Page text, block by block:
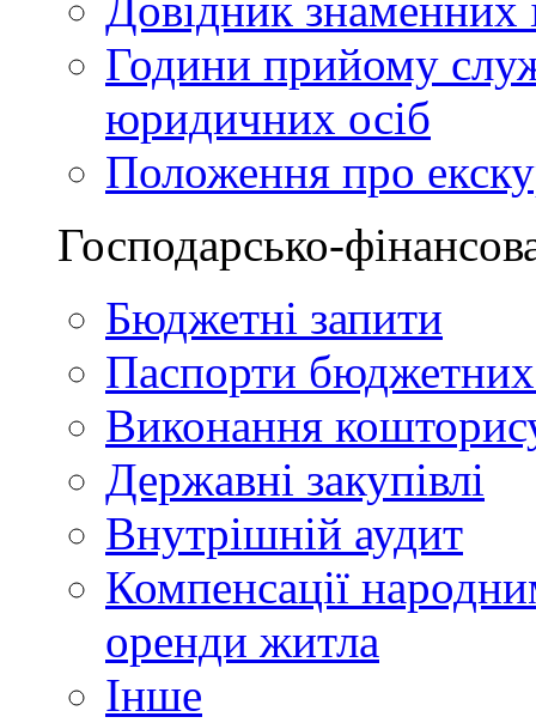
Довідник знаменних
Години прийому
юридичних осіб
Положення про
Господарсько-
Бюджетні запити
Паспорти
Виконання
Державні закупівлі
Внутрішній аудит
Компенсації
оренди житла
Інше